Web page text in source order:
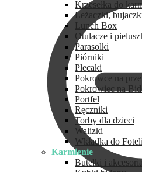
Krzesełka do
Leżaczki,
Lunch Box
Otulacze i
Parasolki
Piórniki
Plecaki
Pokrowce na
Pokrowiec na
Portfel
Ręczniki
Torby dla dzieci
Walizki
Wkładka do
Karmienie
Butelki i akcesoria